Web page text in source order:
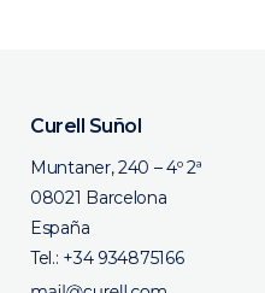
Curell Suñol
Muntaner, 240 – 4º 2ª
08021 Barcelona
España
Tel.: +34 934875166